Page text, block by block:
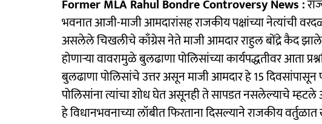
Former MLA Rahul Bondre Controversy News :
भवनात आजी-माजी आमदारांसह राजकीय पक्षांच्या नेत्यांची
असलेले चिखलीचे काँग्रेस नेते माजी आमदार राहुल बोंद्रे कैद
होणाऱ्या वावरामुळे बुलढाणा पोलिसांच्या कार्यपद्धतीवर आता
बुलढाणा पोलिसांचे उत्तर असून माजी आमदार हे 15
पोलिसांना त्यांचा शोध घेत असूनही ते सापडत नसलेल्याचे म्हटले
हे विधानभवनाच्या लॉबीत फिरताना दिसल्याने राजकीय